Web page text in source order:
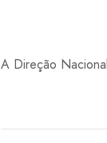
A Direção